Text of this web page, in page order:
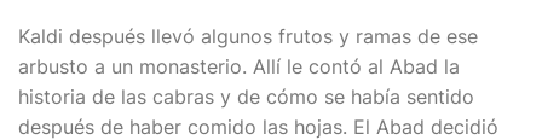
Kaldi después llevó algunos frutos y ramas de ese
arbusto a un monasterio. Allí le contó al Abad la
historia de las cabras y de cómo se había sentido
después de haber comido las hojas. El Abad decidió